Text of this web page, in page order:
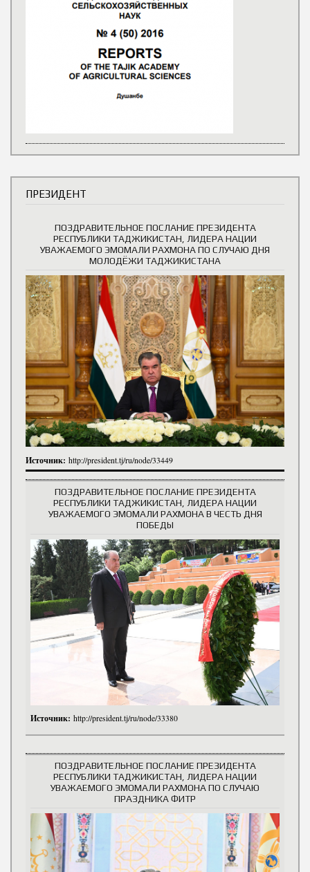
ПРЕЗИДЕНТ
ПОЗДРАВИТЕЛЬНОЕ ПОСЛАНИЕ ПРЕЗИДЕНТА
РЕСПУБЛИКИ ТАДЖИКИСТАН, ЛИДЕРА НАЦИИ
УВАЖАЕМОГО ЭМОМАЛИ РАХМОНА ПО СЛУЧАЮ ДНЯ
МОЛОДЁЖИ ТАДЖИКИСТАНА
Источник: http://president.tj/ru/node/33449
ПОЗДРАВИТЕЛЬНОЕ ПОСЛАНИЕ ПРЕЗИДЕНТА
РЕСПУБЛИКИ ТАДЖИКИСТАН, ЛИДЕРА НАЦИИ
УВАЖАЕМОГО ЭМОМАЛИ РАХМОНА В ЧЕСТЬ ДНЯ
ПОБЕДЫ
Источник: http://president.tj/ru/node/33380
ПОЗДРАВИТЕЛЬНОЕ ПОСЛАНИЕ ПРЕЗИДЕНТА
РЕСПУБЛИКИ ТАДЖИКИСТАН, ЛИДЕРА НАЦИИ
УВАЖАЕМОГО ЭМОМАЛИ РАХМОНА ПО СЛУЧАЮ
ПРАЗДНИКА ФИТР